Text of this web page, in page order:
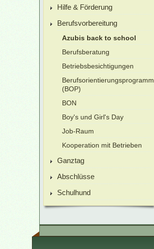
Hilfe & Förderung
Berufsvorbereitung
Azubis back to school
Berufsberatung
Betriebsbesichtigungen
Berufsorientierungsprogramm
(BOP)
BON
Boy's und Girl's Day
Job-Raum
Kooperation mit Betrieben
Ganztag
Abschlüsse
Schulhund